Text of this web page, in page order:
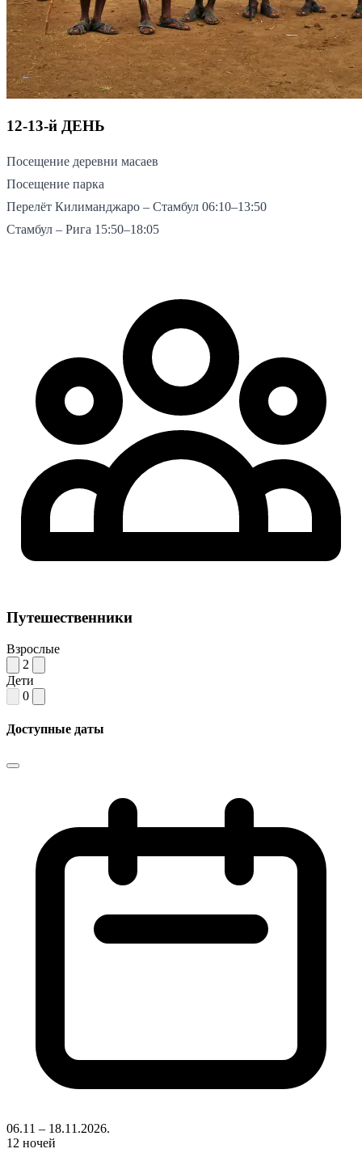
12-13-й ДЕНЬ
Посещение деревни масаев
Посещение парка
Перелёт Килиманджаро – Стамбул 06:10–13:50
Стамбул – Рига 15:50–18:05
Путешественники
Взрослые
2
Дети
0
Доступные даты
06.11 – 18.11.2026.
12 ночей